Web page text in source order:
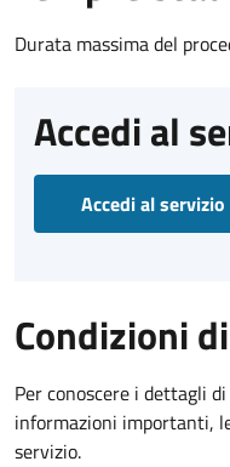
Durata massima del
Accedi al
Accedi al servizio
Condizioni
Per conoscere i dettagli
informazioni importanti,
servizio.